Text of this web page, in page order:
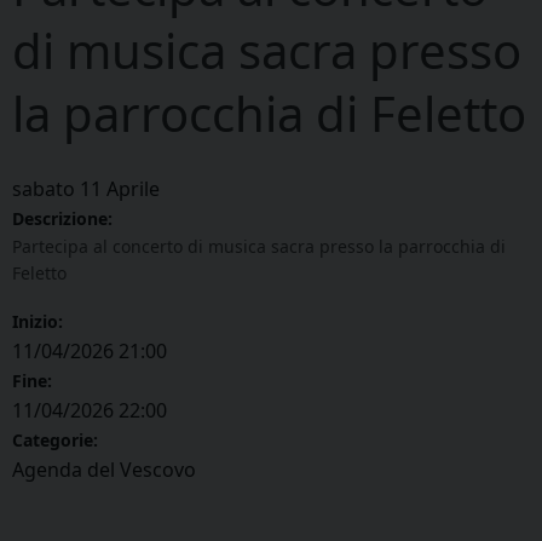
di musica sacra presso
la parrocchia di Feletto
sabato 11 Aprile
Descrizione:
Partecipa al concerto di musica sacra presso la parrocchia di
Feletto
Inizio:
11/04/2026 21:00
Fine:
11/04/2026 22:00
Categorie:
Agenda del Vescovo